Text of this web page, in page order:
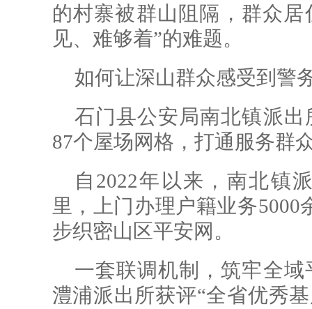
的村寨被群山阻隔，群众
见、难够着”的难题。
如何让深山群众感受到警
石门县公安局南北镇派
87个屋场网格，打通服务群
自2022年以来，南北镇
里，上门办理户籍业务
步织密山区平安网。
一套联调机制，筑牢全
澧浦派出所获评“全省优秀